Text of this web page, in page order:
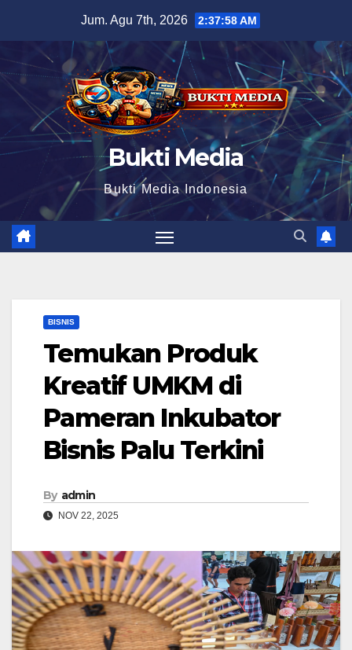
Jum. Agu 7th, 2026 2:37:59 AM
Bukti Media
Bukti Media Indonesia
BISNIS
Temukan Produk
Kreatif UMKM di
Pameran Inkubator
Bisnis Palu Terkini
By admin
NOV 22, 2025